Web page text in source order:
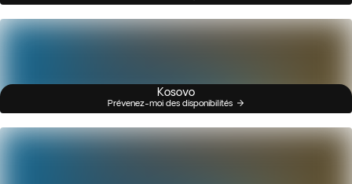
Kosovo
Prévenez-moi des disponibilités